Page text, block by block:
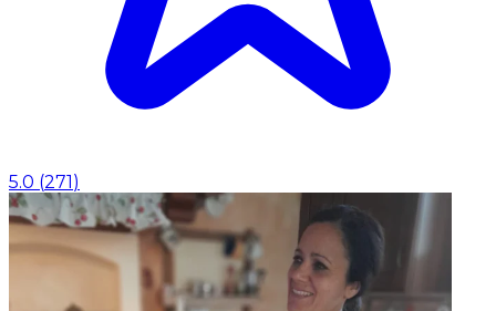
5.0 (271 )